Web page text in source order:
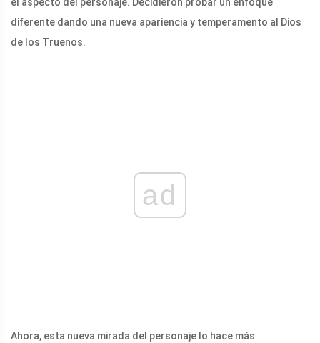
diferente dando una nueva apariencia y temperamento al Dios
de los Truenos.
ad
Ahora, esta nueva mirada del personaje lo hace más